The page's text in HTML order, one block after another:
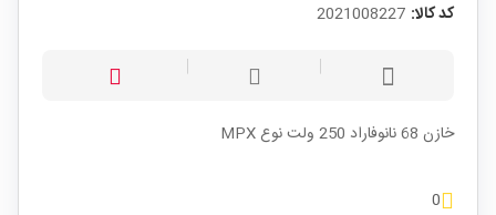
کد کالا: 2021008227
خازن 68 نانوفاراد 250 ولت نوع MPX
0